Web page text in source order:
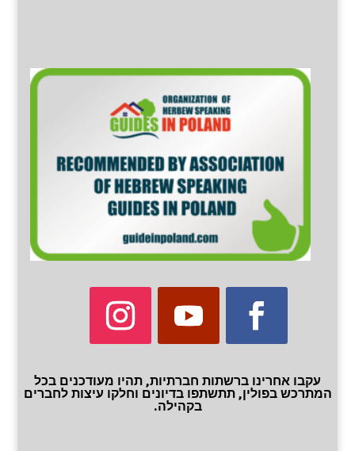
עקבו אחרינו ברשתות חברתיות, תהיו מעודכנים בכל
המתרכש בפולין, תתשתפו בדיונים וחלקו עיצות לחברים
בקהילה.